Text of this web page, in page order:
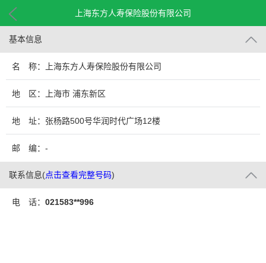
上海东方人寿保险股份有限公司
基本信息
名 称：上海东方人寿保险股份有限公司
地 区：上海市 浦东新区
地 址：张杨路500号华润时代广场12楼
邮 编：-
联系信息(点击查看完整号码)
电 话： 021583**996